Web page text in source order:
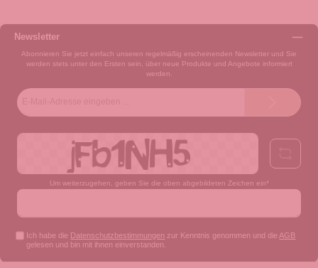
Newsletter
Abonnieren Sie jetzt einfach unseren regelmäßig erscheinenden Newsletter und Sie
werden stets unter den Ersten sein, über neue Produkte und Angebote informiert
werden.
Um weiterzugehen, geben Sie die oben abgebildeten Zeichen ein*
Ich habe die Datenschutzbestimmungen zur Kenntnis genommen und die AGB
gelesen und bin mit ihnen einverstanden.